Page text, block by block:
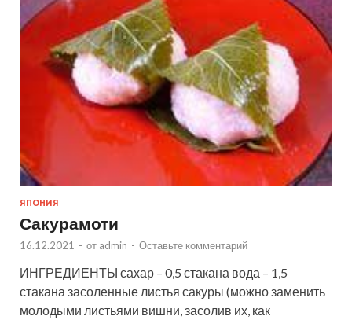
ЯПОНИЯ
Сакурамоти
16.12.2021 - от admin - Оставьте комментарий
ИНГРЕДИЕНТЫ сахар – 0,5 стакана вода – 1,5
стакана засоленные листья сакуры (можно заменить
молодыми листьями вишни, засолив их, как